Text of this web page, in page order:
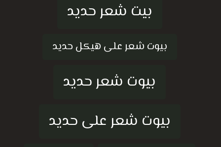
بيت شعر حديد
بيوت شعر على هيكل حديد
بيوت شعر حديد
بيوت شعر على حديد